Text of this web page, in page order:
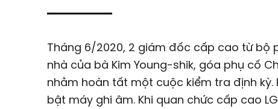
Tháng 6/2020, 2 giám đốc cấp cao từ bộ
nhà của bà Kim Young-shik, góa phụ cố
nhằm hoàn tất một cuộc kiểm tra định kỳ.
bật máy ghi âm. Khi quan chức cấp cao